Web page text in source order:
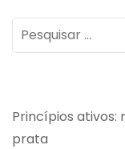
Pesquisar
por:
Princípios ativos:
prata